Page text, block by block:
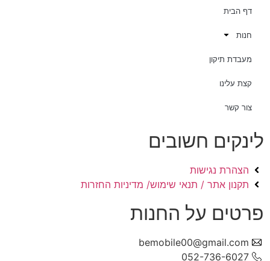
דף הבית
חנות
מעבדת תיקון
קצת עלינו
צור קשר
לינקים חשובים
הצהרת נגישות
תקנון אתר / תנאי שימוש/ מדיניות החזרות
פרטים על החנות
bemobile00@gmail.com
052-736-6027